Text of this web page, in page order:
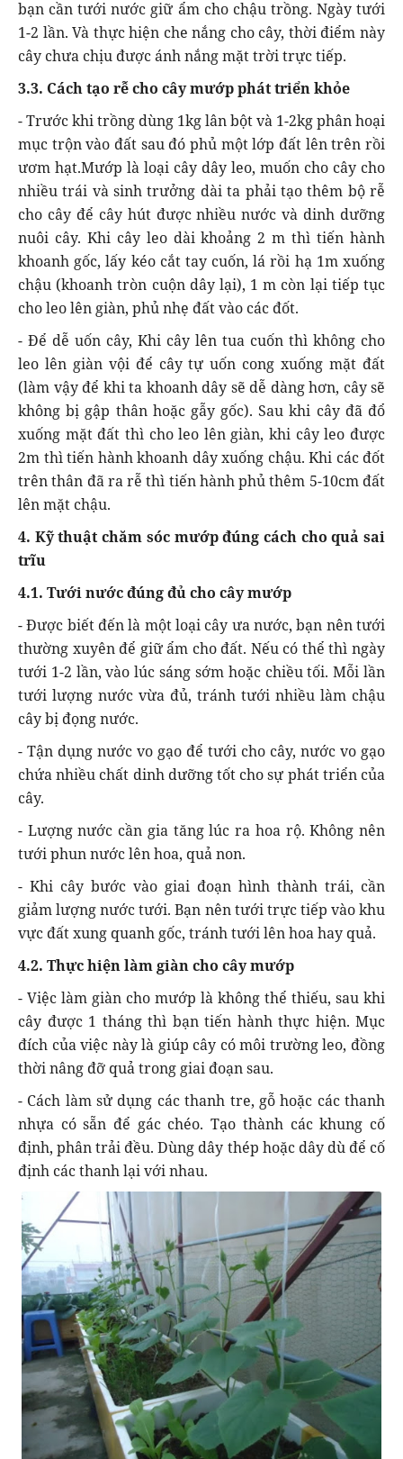
bạn cần tưới nước giữ ẩm cho chậu trồng. Ngày tưới
1-2 lần. Và thực hiện che nắng cho cây, thời điểm này
cây chưa chịu được ánh nắng mặt trời trực tiếp.
3.3. Cách tạo rễ cho cây mướp phát triển khỏe
- Trước khi trồng dùng 1kg lân bột và 1-2kg phân hoại
mục trộn vào đất sau đó phủ một lớp đất lên trên rồi
ươm hạt.Mướp là loại cây dây leo, muốn cho cây cho
nhiều trái và sinh trưởng dài ta phải tạo thêm bộ rễ
cho cây để cây hút được nhiều nước và dinh dưỡng
nuôi cây. Khi cây leo dài khoảng 2 m thì tiến hành
khoanh gốc, lấy kéo cắt tay cuốn, lá rồi hạ 1m xuống
chậu (khoanh tròn cuộn dây lại), 1 m còn lại tiếp tục
cho leo lên giàn, phủ nhẹ đất vào các đốt.
- Để dễ uốn cây, Khi cây lên tua cuốn thì không cho
leo lên giàn vội để cây tự uốn cong xuống mặt đất
(làm vậy để khi ta khoanh dây sẽ dễ dàng hơn, cây sẽ
không bị gập thân hoặc gẫy gốc). Sau khi cây đã đổ
xuống mặt đất thì cho leo lên giàn, khi cây leo được
2m thì tiến hành khoanh dây xuống chậu. Khi các đốt
trên thân đã ra rễ thì tiến hành phủ thêm 5-10cm đất
lên mặt chậu.
4. Kỹ thuật chăm sóc mướp đúng cách cho quả sai
trĩu
4.1. Tưới nước đúng đủ cho cây mướp
- Được biết đến là một loại cây ưa nước, bạn nên tưới
thường xuyên để giữ ẩm cho đất. Nếu có thể thì ngày
tưới 1-2 lần, vào lúc sáng sớm hoặc chiều tối. Mỗi lần
tưới lượng nước vừa đủ, tránh tưới nhiều làm chậu
cây bị đọng nước.
- Tận dụng nước vo gạo để tưới cho cây, nước vo gạo
chứa nhiều chất dinh dưỡng tốt cho sự phát triển của
cây.
- Lượng nước cần gia tăng lúc ra hoa rộ. Không nên
tưới phun nước lên hoa, quả non.
- Khi cây bước vào giai đoạn hình thành trái, cần
giảm lượng nước tưới. Bạn nên tưới trực tiếp vào khu
vực đất xung quanh gốc, tránh tưới lên hoa hay quả.
4.2. Thực hiện làm giàn cho cây mướp
- Việc làm giàn cho mướp là không thể thiếu, sau khi
cây được 1 tháng thì bạn tiến hành thực hiện. Mục
đích của việc này là giúp cây có môi trường leo, đồng
thời nâng đỡ quả trong giai đoạn sau.
- Cách làm sử dụng các thanh tre, gỗ hoặc các thanh
nhựa có sẵn để gác chéo. Tạo thành các khung cố
định, phân trải đều. Dùng dây thép hoặc dây dù để cố
định các thanh lại với nhau.